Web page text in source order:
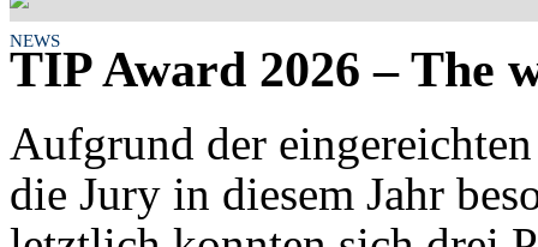
NEWS
TIP Award 2026 – The
Aufgrund der
die Jury in diesem Jahr